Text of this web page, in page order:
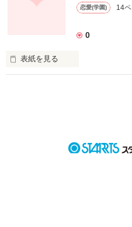
恋愛(学園) 14
0
表紙を見る
命。運命を信じるか信じない
作品